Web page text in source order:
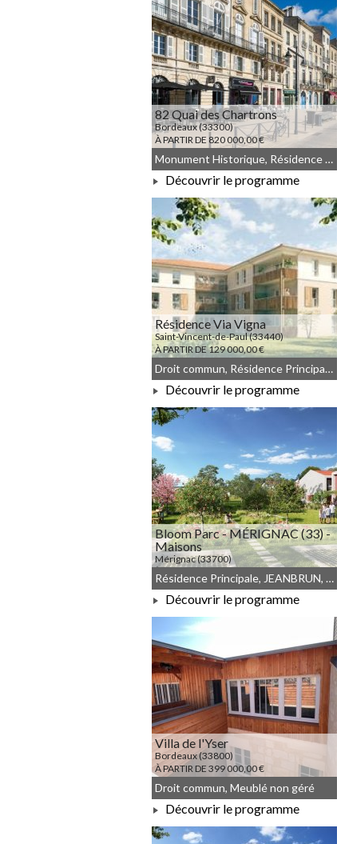
À PARTIR DE 136 583,00 €
82 Quai des Chartrons
Bordeaux (33300)
À PARTIR DE 820 000,00 €
À PARTIR DE 820 000,00 €
Monument Historique, Résidence Principale, Droit commun, Meublé non géré
Découvrir le programme
Résidence Via Vigna
Saint-Vincent-de-Paul (33440)
À PARTIR DE 129 000,00 €
À PARTIR DE 129 000,00 €
Droit commun, Résidence Principale, Meublé non géré
Découvrir le programme
Bloom Parc - MÉRIGNAC (33) -
Maisons
Mérignac (33700)
À PARTIR DE 321 300,00 €
À PARTIR DE 321 300,00 €
Résidence Principale, JEANBRUN, Meublé non géré, Droit commun
Découvrir le programme
Villa de l'Yser
Bordeaux (33800)
À PARTIR DE 399 000,00 €
Droit commun, Meublé non géré
Découvrir le programme